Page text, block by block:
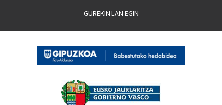
GUREKIN LAN EGIN